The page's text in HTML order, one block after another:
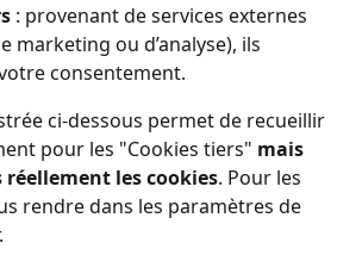
: provenant de services externes
marketing ou d’analyse), ils
consentement.
ci-dessous permet de recueillir
pour les "Cookies tiers" mais
réellement les cookies. Pour les
rendre dans les paramètres de